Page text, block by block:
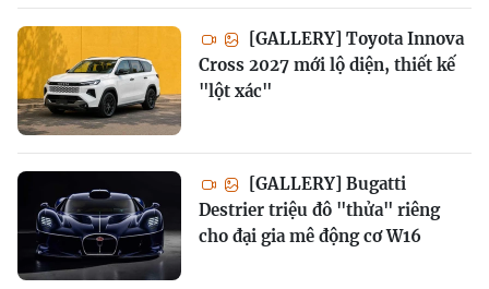
[GALLERY] Toyota Innova
Cross 2027 mới lộ diện, thiết kế
"lột xác"
[GALLERY] Bugatti
Destrier triệu đô "thửa" riêng
cho đại gia mê động cơ W16